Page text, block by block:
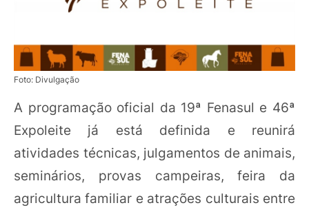
Foto: Divulgação
A programação oficial da 19ª Fenasul e 46ª
Expoleite já está definida e reunirá
atividades técnicas, julgamentos de animais,
seminários, provas campeiras, feira da
agricultura familiar e atrações culturais entre